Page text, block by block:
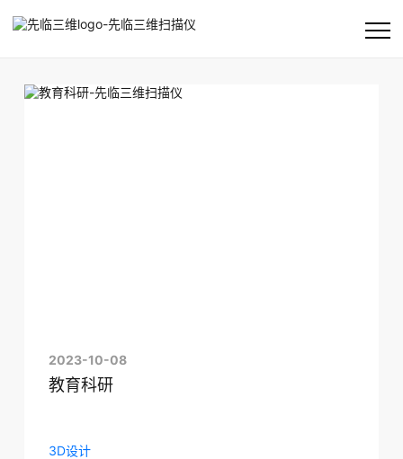
首页
2023-10-08
教育科研
3D设计